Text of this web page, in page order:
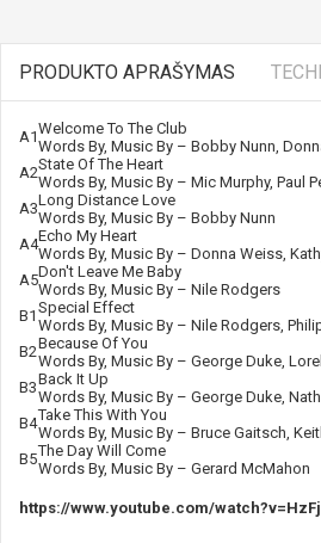
PRODUKTO APRAŠYMAS
A1Welcome To The Club
Words By, Music By – Bobby Nunn,
A2State Of The Heart
Words By, Music By – Mic Murphy, Paul
A3Long Distance Love
Words By, Music By – Bobby Nunn
A4Echo My Heart
Words By, Music By – Donna Weiss,
A5Don't Leave Me Baby
Words By, Music By – Nile Rodgers
B1 Special Effect
Words By, Music By – Nile Rodgers,
B2Because Of You
Words By, Music By – George Duke,
B3Back It Up
Words By, Music By – George Duke,
B4Take This With You
Words By, Music By – Bruce Gaitsch,
B5The Day Will Come
Words By, Music By – Gerard McMahon
https://www.youtube.com/